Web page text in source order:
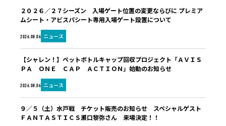
2026.08.06 ニュース
２０２６／２７シーズン 入場ゲート位置の変更ならびに プレミア
ムシート・アビスパシート専用入場ゲート設置について
2026.08.06 ニュース
【シャレン！】ペットボトルキャップ回収プロジェクト「ＡＶＩＳ
ＰＡ ＯＮＥ ＣＡＰ ＡＣＴＩＯＮ」始動のお知らせ
９／５（土）水戸戦 チケット販売のお知らせ スペシャルゲスト
ＦＡＮＴＡＳＴＩＣＳ瀬口黎弥さん 来場決定！！